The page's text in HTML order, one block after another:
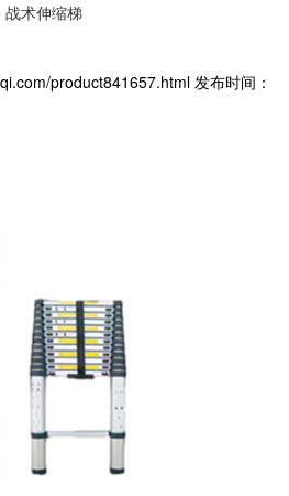
战术伸缩梯
product841657.html 发布时间：